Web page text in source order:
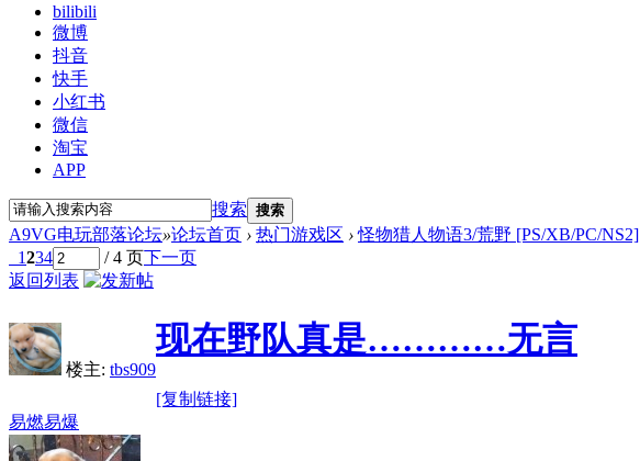
bilibili
微博
抖音
快手
小红书
微信
淘宝
APP
搜索 搜索
A9VG电玩部落论坛»论坛首页 › 热门游戏区 › 怪物猎人物语3/荒野 [PS/XB/PC/NS2]
1234 / 4 页下一页
返回列表
楼主: tbs909
现在野队真是…………无言
[复制链接]
易燃易爆